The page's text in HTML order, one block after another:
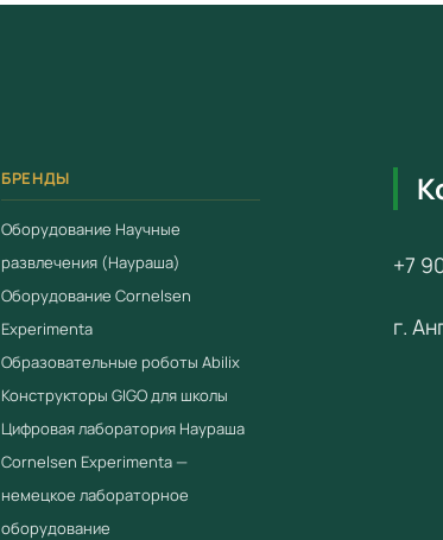
образцы
цинк,
камушек
БРЕНДЫ
Оборудование Научные
развлечения (Наураша)
Оборудование Cornelsen
Experimenta
Образовательные роботы Abilix
Конструкторы GIGO для школы
Цифровая лаборатория Наураша
Cornelsen Experimenta —
немецкое лабораторное
оборудование
+7
г.